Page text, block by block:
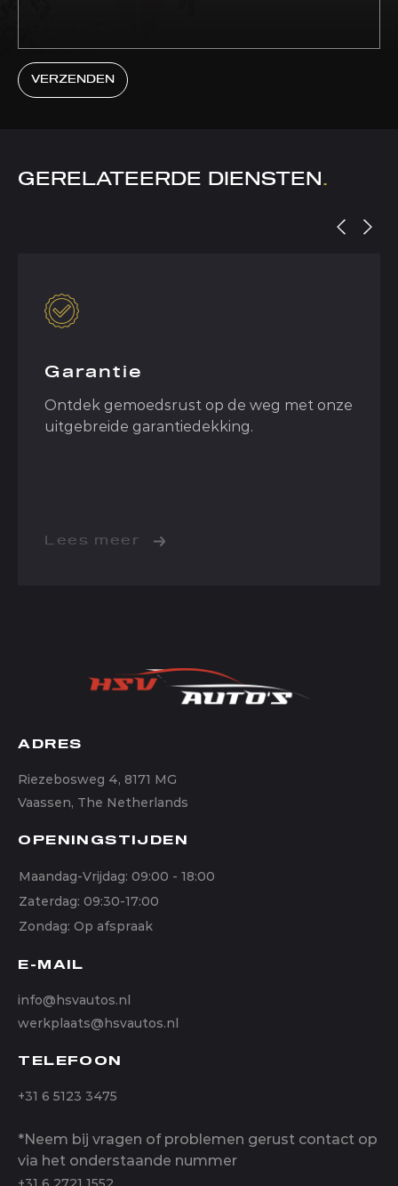
VERZENDEN
GERELATEERDE DIENSTEN.
Garantie
Ontdek gemoedsrust op de weg met onze
uitgebreide garantiedekking.
Lees meer
ADRES
Riezebosweg 4, 8171 MG
Vaassen, The Netherlands
OPENINGSTIJDEN
Maandag-Vrijdag: 09:00 - 18:00
Zaterdag: 09:30-17:00
Zondag: Op afspraak
E-MAIL
info@hsvautos.nl
werkplaats@hsvautos.nl
TELEFOON
+31 6 5123 3475
*Neem bij vragen of problemen gerust contact op
via het onderstaande nummer